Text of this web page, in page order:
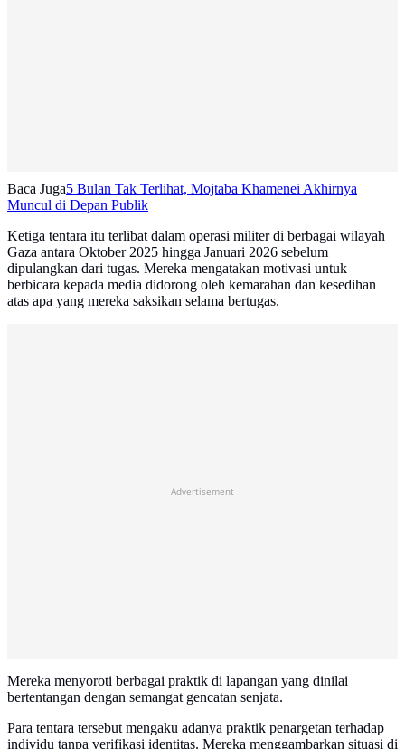
Baca Juga5 Bulan Tak Terlihat, Mojtaba Khamenei Akhirnya
Muncul di Depan Publik
Ketiga tentara itu terlibat dalam operasi militer di berbagai wilayah
Gaza antara Oktober 2025 hingga Januari 2026 sebelum
dipulangkan dari tugas. Mereka mengatakan motivasi untuk
berbicara kepada media didorong oleh kemarahan dan kesedihan
atas apa yang mereka saksikan selama bertugas.
Advertisement
Mereka menyoroti berbagai praktik di lapangan yang dinilai
bertentangan dengan semangat gencatan senjata.
Para tentara tersebut mengaku adanya praktik penargetan terhadap
individu tanpa verifikasi identitas. Mereka menggambarkan situasi di